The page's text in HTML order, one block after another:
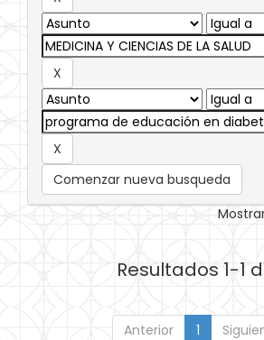
Comenzar nueva busqueda
Resultados 1-1
Anterior 1